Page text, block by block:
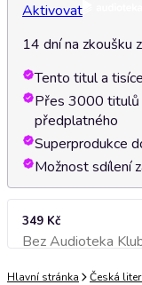
Aktivovat
14 dní na zkoušku
Tento titul a
Přes 3000 titulů
předplatného
Superprodukce
Možnost sdílení
349 Kč
Bez Audioteka
Hlavní stránka Česká